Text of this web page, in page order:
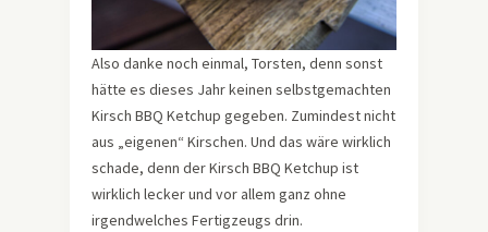
Also danke noch einmal, Torsten, denn sonst
hätte es dieses Jahr keinen selbstgemachten
Kirsch BBQ Ketchup gegeben. Zumindest nicht
aus „eigenen“ Kirschen. Und das wäre wirklich
schade, denn der Kirsch BBQ Ketchup ist
wirklich lecker und vor allem ganz ohne
irgendwelches Fertigzeugs drin.